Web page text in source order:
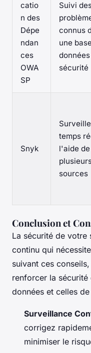
catio
n des
Dépe
ndan
ces
OWA
SP
Suivi
connus
une
sécurité
Snyk
temps
l'aide de
sources
Conclusion et
La sécurité de votre
continu qui
suivant ces
renforcer la
données et celles
Surveillance
corrigez
minimiser le